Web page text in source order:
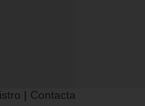
| Contacta